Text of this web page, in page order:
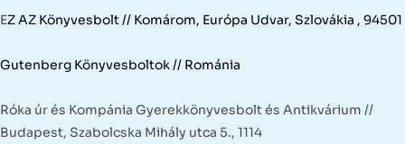
EZ AZ Könyvesbolt // Komárom, Európa Udvar, Szlovákia , 94501
Gutenberg Könyvesboltok // Románia
Róka úr és Kompánia Gyerekkönyvesbolt és Antikvárium //
Budapest, Szabolcska Mihály utca 5., 1114